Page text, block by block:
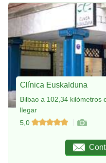
Clínica Euskalduna
Bilbao a 102,34 kilómetros
llegar
5,0